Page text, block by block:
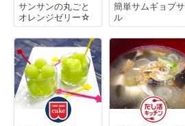
サンサンの丸ごと
オレンジゼリー☆
簡単サムギョプサ
ル